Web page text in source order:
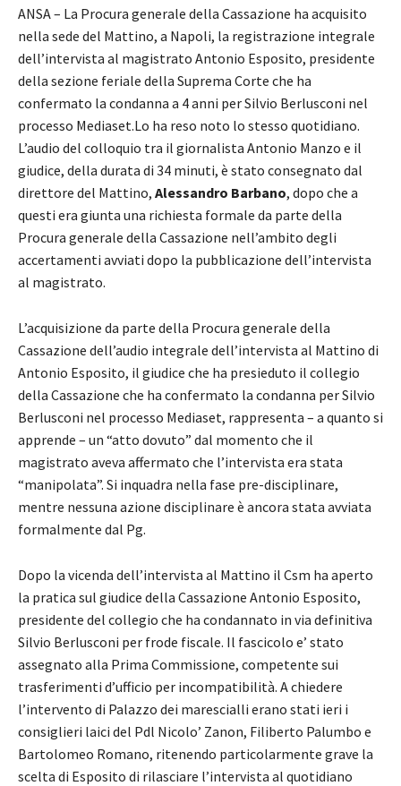
ANSA – La Procura generale della Cassazione ha acquisito
nella sede del Mattino, a Napoli, la registrazione integrale
dell’intervista al magistrato Antonio Esposito, presidente
della sezione feriale della Suprema Corte che ha
confermato la condanna a 4 anni per Silvio Berlusconi nel
processo Mediaset.Lo ha reso noto lo stesso quotidiano.
L’audio del colloquio tra il giornalista Antonio Manzo e il
giudice, della durata di 34 minuti, è stato consegnato dal
direttore del Mattino, Alessandro Barbano, dopo che a
questi era giunta una richiesta formale da parte della
Procura generale della Cassazione nell’ambito degli
accertamenti avviati dopo la pubblicazione dell’intervista
al magistrato.
L’acquisizione da parte della Procura generale della
Cassazione dell’audio integrale dell’intervista al Mattino di
Antonio Esposito, il giudice che ha presieduto il collegio
della Cassazione che ha confermato la condanna per Silvio
Berlusconi nel processo Mediaset, rappresenta – a quanto si
apprende – un “atto dovuto” dal momento che il
magistrato aveva affermato che l’intervista era stata
“manipolata”. Si inquadra nella fase pre-disciplinare,
mentre nessuna azione disciplinare è ancora stata avviata
formalmente dal Pg.
Dopo la vicenda dell’intervista al Mattino il Csm ha aperto
la pratica sul giudice della Cassazione Antonio Esposito,
presidente del collegio che ha condannato in via definitiva
Silvio Berlusconi per frode fiscale. Il fascicolo e’ stato
assegnato alla Prima Commissione, competente sui
trasferimenti d’ufficio per incompatibilità. A chiedere
l’intervento di Palazzo dei marescialli erano stati ieri i
consiglieri laici del Pdl Nicolo’ Zanon, Filiberto Palumbo e
Bartolomeo Romano, ritenendo particolarmente grave la
scelta di Esposito di rilasciare l’intervista al quotidiano